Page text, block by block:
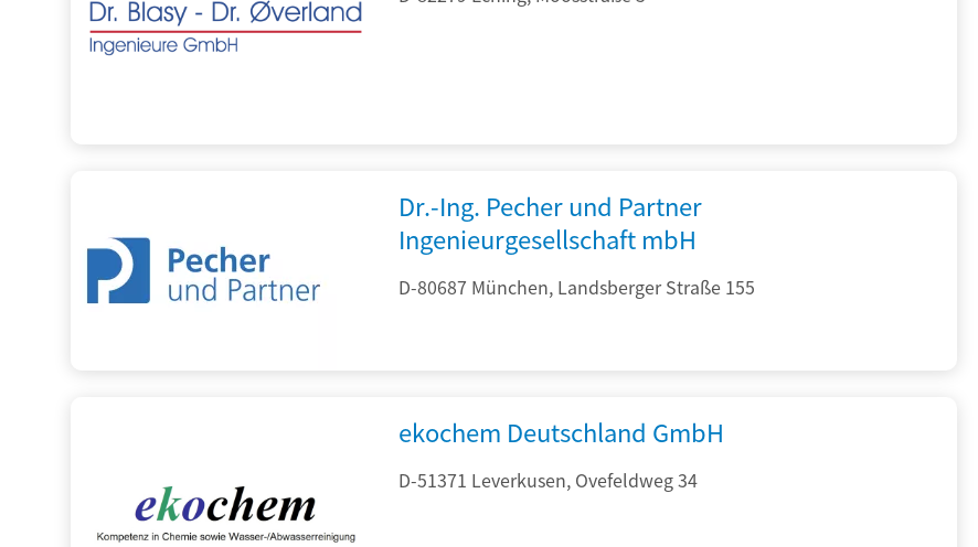
Dr.-Ing. Pecher und Partner
Ingenieurgesellschaft mbH
D-80687 München, Landsberger Straße 155
ekochem Deutschland GmbH
D-51371 Leverkusen, Ovefeldweg 34